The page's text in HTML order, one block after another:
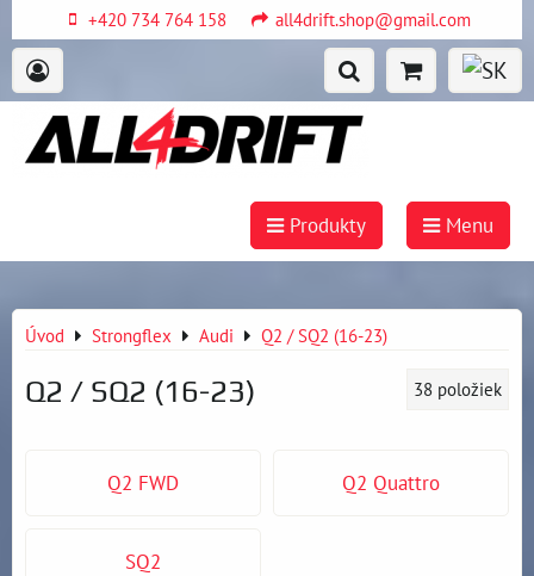
+420 734 764 158 all4drift.shop@gmail.com
Produkty Menu
Úvod Strongflex Audi Q2 / SQ2 (16-23)
Q2 / SQ2 (16-23) 38 položiek
Q2 FWD Q2 Quattro
SQ2